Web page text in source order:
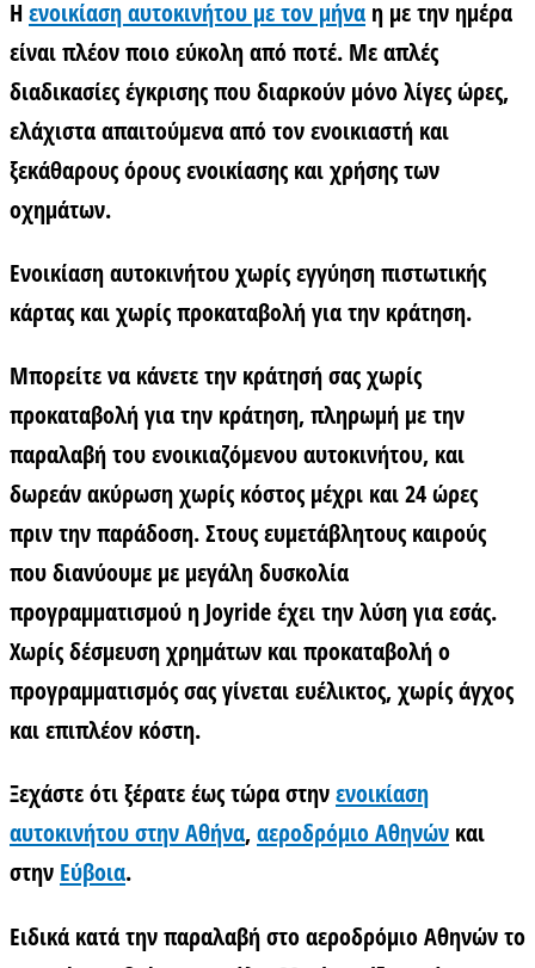
Η ενοικίαση αυτοκινήτου με τον μήνα η με την ημέρα
είναι πλέον ποιο εύκολη από ποτέ. Με απλές
διαδικασίες έγκρισης που διαρκούν μόνο λίγες ώρες,
ελάχιστα απαιτούμενα από τον ενοικιαστή και
ξεκάθαρους όρους ενοικίασης και χρήσης των
οχημάτων.
Ενοικίαση αυτοκινήτου χωρίς εγγύηση πιστωτικής
κάρτας και χωρίς προκαταβολήγια την κράτηση.
Μπορείτε να κάνετε την κράτησή σας χωρίς
προκαταβολή για την κράτηση, πληρωμή με την
παραλαβή του ενοικιαζόμενου αυτοκινήτου, και
δωρεάν ακύρωση χωρίς κόστος μέχρι και 24 ώρες
πριν την παράδοση. Στους ευμετάβλητους καιρούς
που διανύουμε με μεγάλη δυσκολία
προγραμματισμού η Joyride έχει την λύση για εσάς.
Χωρίς δέσμευση χρημάτων και προκαταβολή ο
προγραμματισμός σας γίνεται ευέλικτος, χωρίς άγχος
και επιπλέον κόστη.
Ξεχάστε ότι ξέρατε έως τώρα στηνενοικίαση
αυτοκινήτου στην Αθήνα,αεροδρόμιο Αθηνών και
στην Εύβοια.
Ειδικά κατά την παραλαβή στο αεροδρόμιο Αθηνών το